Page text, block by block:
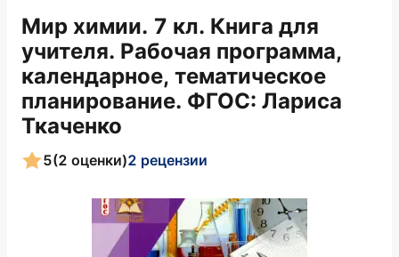
Мир химии. 7 кл. Книга для
учителя. Рабочая программа,
календарное, тематическое
планирование. ФГОС: Лариса
Ткаченко
5(2 оценки)2 рецензии